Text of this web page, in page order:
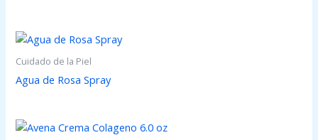
Cuidado de la Piel
Agua de Rosa Spray